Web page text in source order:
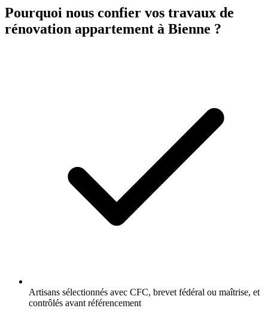
Pourquoi nous confier vos travaux de
rénovation appartement à Bienne ?
Artisans sélectionnés avec CFC, brevet fédéral ou maîtrise, et
contrôlés avant référencement